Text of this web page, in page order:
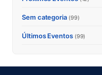
Sem categoria (99)
Últimos Eventos (99)